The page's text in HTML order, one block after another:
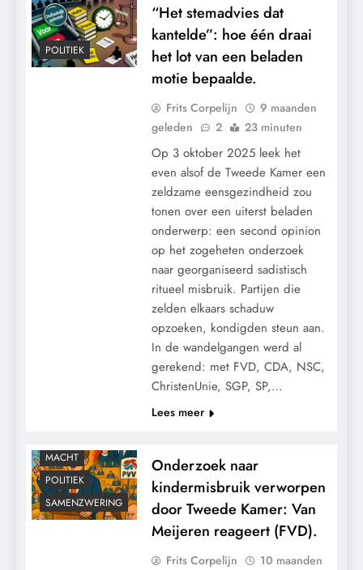
POLITIEK
“Het stemadvies dat
kantelde”: hoe één draai
het lot van een beladen
motie bepaalde.
Frits Corpelijn
9 maanden
geleden
2 23 minuten
Op 3 oktober 2025 leek het
even alsof de Tweede Kamer een
zeldzame eensgezindheid zou
tonen over een uiterst beladen
onderwerp: een second opinion
op het zogeheten onderzoek
naar georganiseerd sadistisch
ritueel misbruik. Partijen die
zelden elkaars schaduw
opzoeken, kondigden steun aan.
In de wandelgangen werd al
gerekend: met FVD, CDA, NSC,
ChristenUnie, SGP, SP,…
Lees meer
MACHT
POLITIEK
SAMENZWERING
Onderzoek naar
kindermisbruik verworpen
door Tweede Kamer: Van
Meijeren reageert (FVD).
Frits Corpelijn
10 maanden